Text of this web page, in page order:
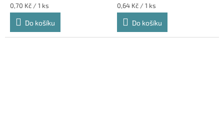
Měrná
cena:
0,70 Kč / 1 ks
Do košíku
Měrná
cena:
0,64 Kč / 1 ks
Do košíku